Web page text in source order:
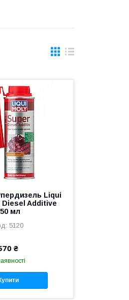
Liqui
Diesel Additive
мл
5120
₴